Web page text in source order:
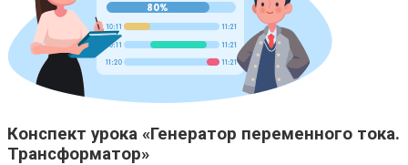
Конспект урока «Генератор переменного тока.
Трансформатор»